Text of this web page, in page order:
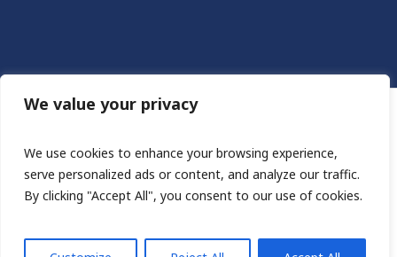
We value your privacy
We use cookies to enhance your browsing experience,
serve personalized ads or content, and analyze our traffic.
By clicking "Accept All", you consent to our use of cookies.
Сайт розроблен HA STUDIO